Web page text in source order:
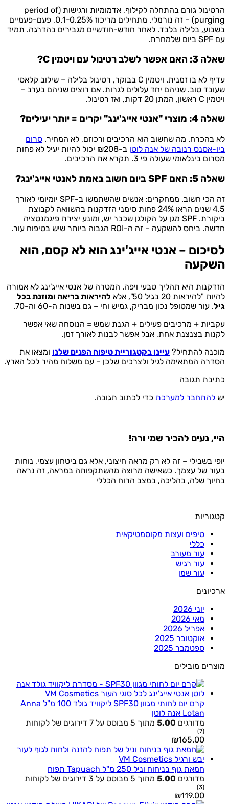
הרטינול גורם בהתחלה לקילוף, אדמומיות ורגישות (period of
purging) – זה נורמלי. מתחילים מריכוז 0.1-0.25%, פעם-פעמיים
בשבוע, בלילה בלבד. לאחר חודש-חודשיים מגבירים בהדרגה. תמיד
עם SPF ביום שלמחרת.
שאלה 3: האם אפשר לשלב רטינול עם ויטמין C?
עדיף לא בו זמנית. ויטמין C בבוקר, רטינול בלילה – שילוב קלאסי
שעובד טוב. שניהם יחד עלולים לגרות. אם רוצים שניהם בערב –
ויטמין C ראשון, המתן 20 דקות, ואז רטינול.
שאלה 4: מוצרי "אנטי אייג'ינג" יקרים = יותר יעילים?
לא בהכרח. מה שחשוב הוא הרכיבים ורכוזם, לא המחיר. סרום
ביו-אסנס רנובה של אנה לוטן
ב-₪208 יכול להיות יעיל לא פחות
מסרום בינלאומי שעולה פי 3. תקרא את הרכיבים.
שאלה 5: האם SPF ביום חשוב באמת לאנטי אייג'ינג?
זה הכי חשוב. ממחקרים: אנשים שהשתמשו ב-SPF יומיומי לאורך
4.5 שנים הראו 24% פחות סימני הזדקנות בהשוואה לקבוצת
ביקורת. SPF מגן על הקולגן שכבר יש, ומונע יצירת פיגמנטציה
חדשה. ביחס להשקעה – זה ה-ROI הגבוה ביותר שיש בטיפוח עור.
לסיכום – אנטי אייג'ינג הוא לא קסם, הוא
השקעה
הזדקנות היא תהליך טבעי ויפה. המטרה של אנטי אייג'ינג לא אמורה
להיות "להיראות 20 בגיל 50", אלא
להיראות בריאה ומוזנת בכל
גיל. עור שמטופל נכון מבריק, גמיש וחי – גם בשנות ה-60 וה-70.
עקביות + מרכיבים פעילים + הגנת שמש = הנוסחה שאי אפשר
לקנות בצנצנת אחת, אבל אפשר לבנות לאורך זמן.
מוכנה להתחיל? עיינו בקטגוריית טיפוח הפנים שלנו ומצאו את
הסדרה המתאימה לגיל ולצרכים שלכן – עם משלוח מהיר לכל הארץ.
כתיבת תגובה
יש להתחבר למערכת כדי לכתוב תגובה.
היי, נעים להכיר שמי ורה!
יופי בשבילי – זה לא רק מראה חיצוני, אלא גם ביטחון עצמי, נוחות
בעור של עצמך. כשאישה מרוצה מהשתקפותה במראה, זה נראה
בחיוך שלה, בהליכה, במצב הרוח הכללי
קטגוריות
טיפים ועצות מקוסמטיקאית
כללי
עור מעורב
עור רגיש
עור שמן
ארכיונים
יוני 2026
מאי 2026
אפריל 2026
אוקטובר 2025
ספטמבר 2025
מוצרים מובילים
קרם יום לחותי מגוון SPF30 ליקוויד גולד 100 מ"ל Anna
Lotan אנה לוטן
מדורגים 5.00 מתוך 5 מבוסס על 7 דירוגים של לקוחות
(7)
₪165.00
חמאת גוף בניחוח וניל 250 מ''ל Tapuach תפוח
מדורגים 5.00 מתוך 5 מבוסס על 3 דירוגים של לקוחות
(3)
₪119.00